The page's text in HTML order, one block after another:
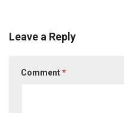
Leave a Reply
Comment*